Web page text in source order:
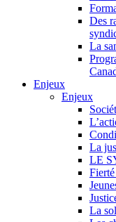
Des
La
Enjeux
Enjeux
La
LE
La